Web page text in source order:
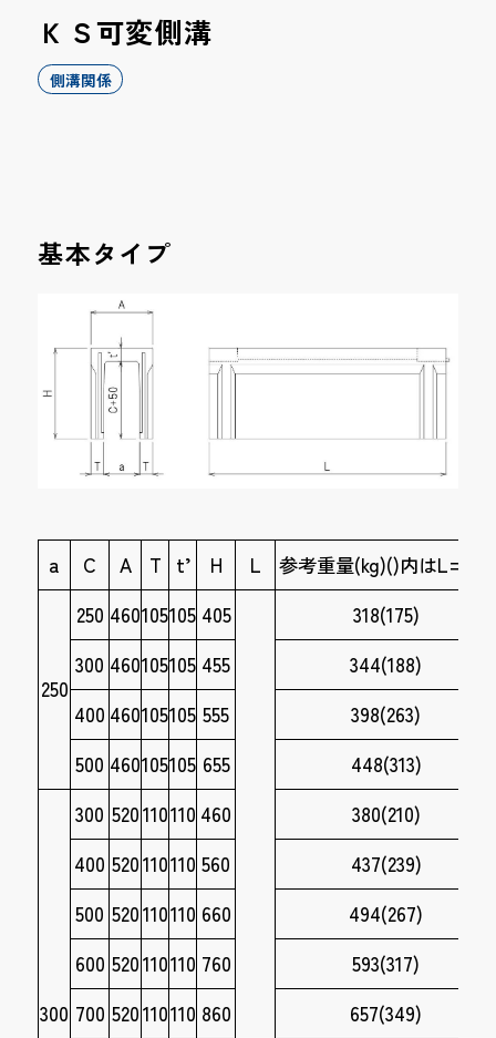
ＫＳ可変側溝
側溝関係
基本タイプ
a C A T t’ H L 参考重量(kg)()内はL=995
250
250 460105105 405
318(175)
300 460105105 455
344(188)
400 460105105 555
398(263)
500 460105105 655 448(313)
300
300 520110110 460
380(210)
400 520110110 560
437(239)
500 520110110 660
494(267)
600 520110110 760
593(317)
700 520110110 860
657(349)